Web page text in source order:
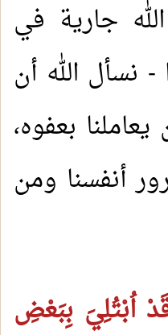
جارية في
نسأل الله أن
بعفوه،
أنفسنا ومن
اُبْتُلِيَ بِبَعْضِ